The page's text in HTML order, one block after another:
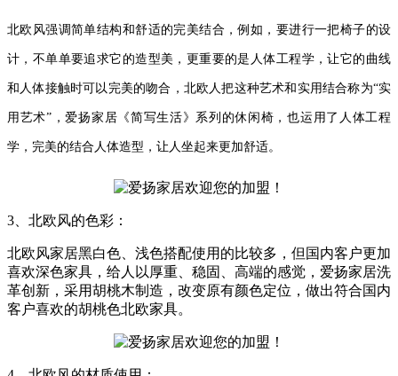
北欧风强调简单结构和舒适的完美结合，例如，要进行一把椅子的设
计，不单单要追求它的造型美，更重要的是人体工程学，让它的曲线
和人体接触时可以完美的吻合，北欧人把这种艺术和实用结合称为“实
用艺术”，爱扬家居《简写生活》系列的休闲椅，也运用了人体工程
学，完美的结合人体造型，让人坐起来更加舒适。
3、北欧风的色彩：
北欧风家居黑白色、浅色搭配使用的比较多，但国内客户更加
喜欢深色家具，给人以厚重、稳固、高端的感觉，爱扬家居洗
革创新，采用胡桃木制造，改变原有颜色定位，做出符合国内
客户喜欢的胡桃色北欧家具。